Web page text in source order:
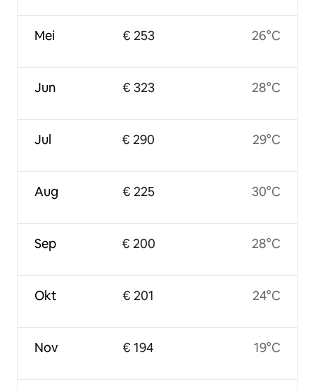
Mei
Jun
Jul
Aug
Sep
Okt
Nov
€ 253
€ 323
€ 290
€ 225
€ 200
€ 201
€ 194
26°C
28°C
29°C
30°C
28°C
24°C
19°C